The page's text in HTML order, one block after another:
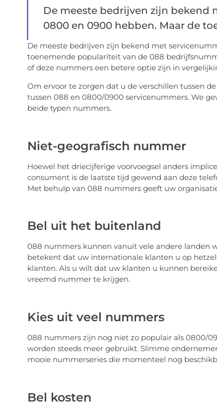
De meeste bedrijven zijn bekend
0800 en 0900 hebben. Maar de
De meeste bedrijven zijn bekend met
toenemende populariteit van de 088
of deze nummers een betere optie zijn in
Om ervoor te zorgen dat u de verschillen tussen
tussen 088 en 0800/0900 servicenummers. We
beide typen nummers.
Niet-geografisch nummer
Hoewel het driecijferige voorvoegsel anders
consument is de laatste tijd gewend aan deze
Met behulp van 088 nummers geeft uw
Bel uit het buitenland
088 nummers kunnen vanuit vele andere landen
betekent dat uw internationale klanten u op
klanten. Als u wilt dat uw klanten u kunnen
vreemd nummer te krijgen.
Kies uit veel nummers
088 nummers zijn nog niet zo populair als 0800/
worden steeds meer gebruikt. Slimme
mooie nummerseries die momenteel nog
Bel kosten